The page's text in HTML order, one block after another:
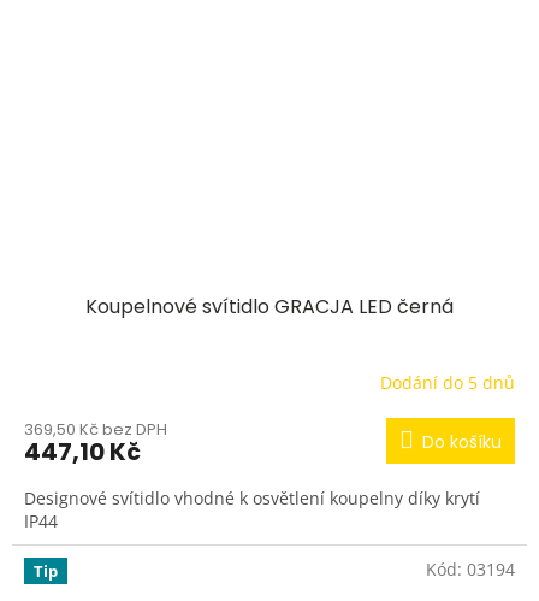
Koupelnové svítidlo GRACJA LED černá
Dodání do 5 dnů
369,50 Kč bez DPH
447,10 Kč Do košíku
Designové svítidlo vhodné k osvětlení koupelny díky krytí
IP44
Tip Kód: 03194